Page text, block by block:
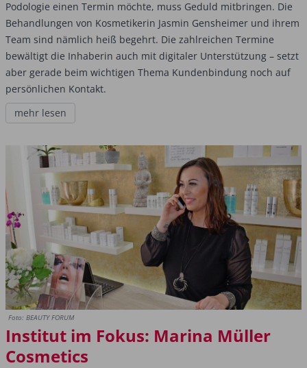
Podologie einen Termin möchte, muss Geduld mitbringen. Die
Behandlungen von Kosmetikerin Jasmin Gensheimer und ihrem
Team sind nämlich heiß begehrt. Die zahlreichen Termine
bewältigt die Inhaberin auch mit digitaler Unterstützung – setzt
aber gerade beim wichtigen Thema Kundenbindung noch auf
persönlichen Kontakt.
mehr lesen
Foto: BEAUTY FORUM
Institut im Fokus: Marina Müller
Cosmetics